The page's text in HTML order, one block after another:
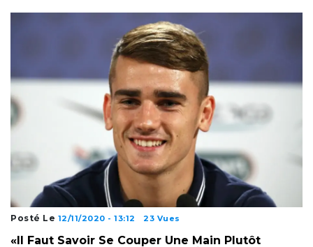
Posté Le 12/11/2020 - 13:12 23 Vues
«Il Faut Savoir Se Couper Une Main Plutôt